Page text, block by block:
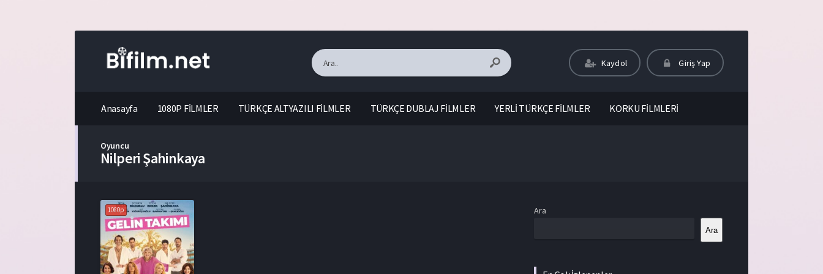
Kaydol Giriş Yap
Anasayfa 1080P FİLMLER TÜRKÇE ALTYAZILI FİLMLER TÜRKÇE DUBLAJ FİLMLER YERLİ TÜRKÇE FİLMLER KORKU FİLMLERİ
Oyuncu
Nilperi Şahinkaya
1080p Ara
Ara